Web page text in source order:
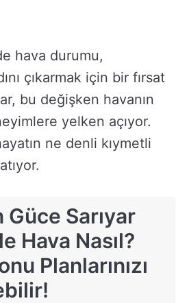
hava durumu,
çıkarmak için bir fırsat
bu değişken havanın
yelken açıyor.
ne denli kıymetli
Güce Sarıyar
Hava Nasıl?
Planlarınızı